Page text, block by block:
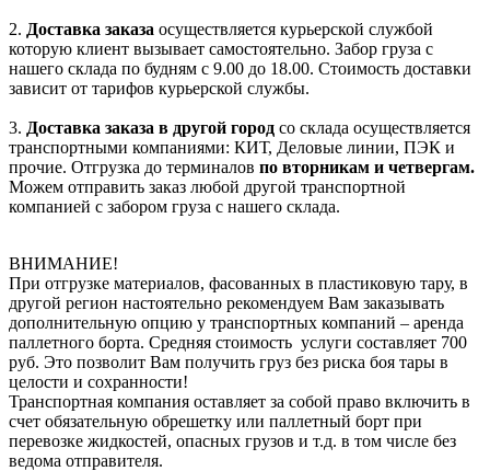
2. Доставка заказа осуществляется курьерской службой
которую клиент вызывает самостоятельно. Забор груза с
нашего склада по будням с 9.00 до 18.00. Стоимость доставки
зависит от тарифов курьерской службы.
3. Доставка заказа в другой город со склада осуществляется
транспортными компаниями: КИТ, Деловые линии, ПЭК и
прочие. Отгрузка до терминалов по вторникам и четвергам.
Можем отправить заказ любой другой транспортной
компанией с забором груза с нашего склада.
ВНИМАНИЕ!
При отгрузке материалов, фасованных в пластиковую тару, в
другой регион настоятельно рекомендуем Вам заказывать
дополнительную опцию у транспортных компаний – аренда
паллетного борта. Средняя стоимость услуги составляет 700
руб. Это позволит Вам получить груз без риска боя тары в
целости и сохранности!
Транспортная компания оставляет за собой право включить в
счет обязательную обрешетку или паллетный борт при
перевозке жидкостей, опасных грузов и т.д. в том числе без
ведома отправителя.